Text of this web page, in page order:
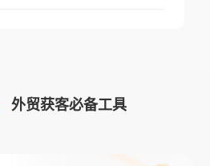
外贸获客必备工具